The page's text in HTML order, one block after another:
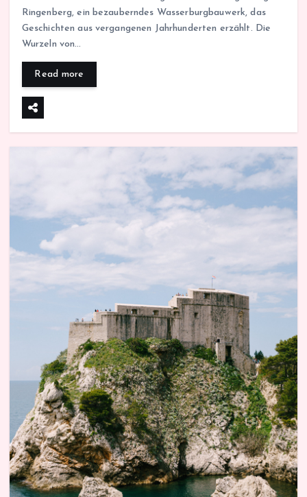
Ringenberg, ein bezauberndes Wasserburgbauwerk, das
Geschichten aus vergangenen Jahrhunderten erzählt. Die
Wurzeln von…
Read more